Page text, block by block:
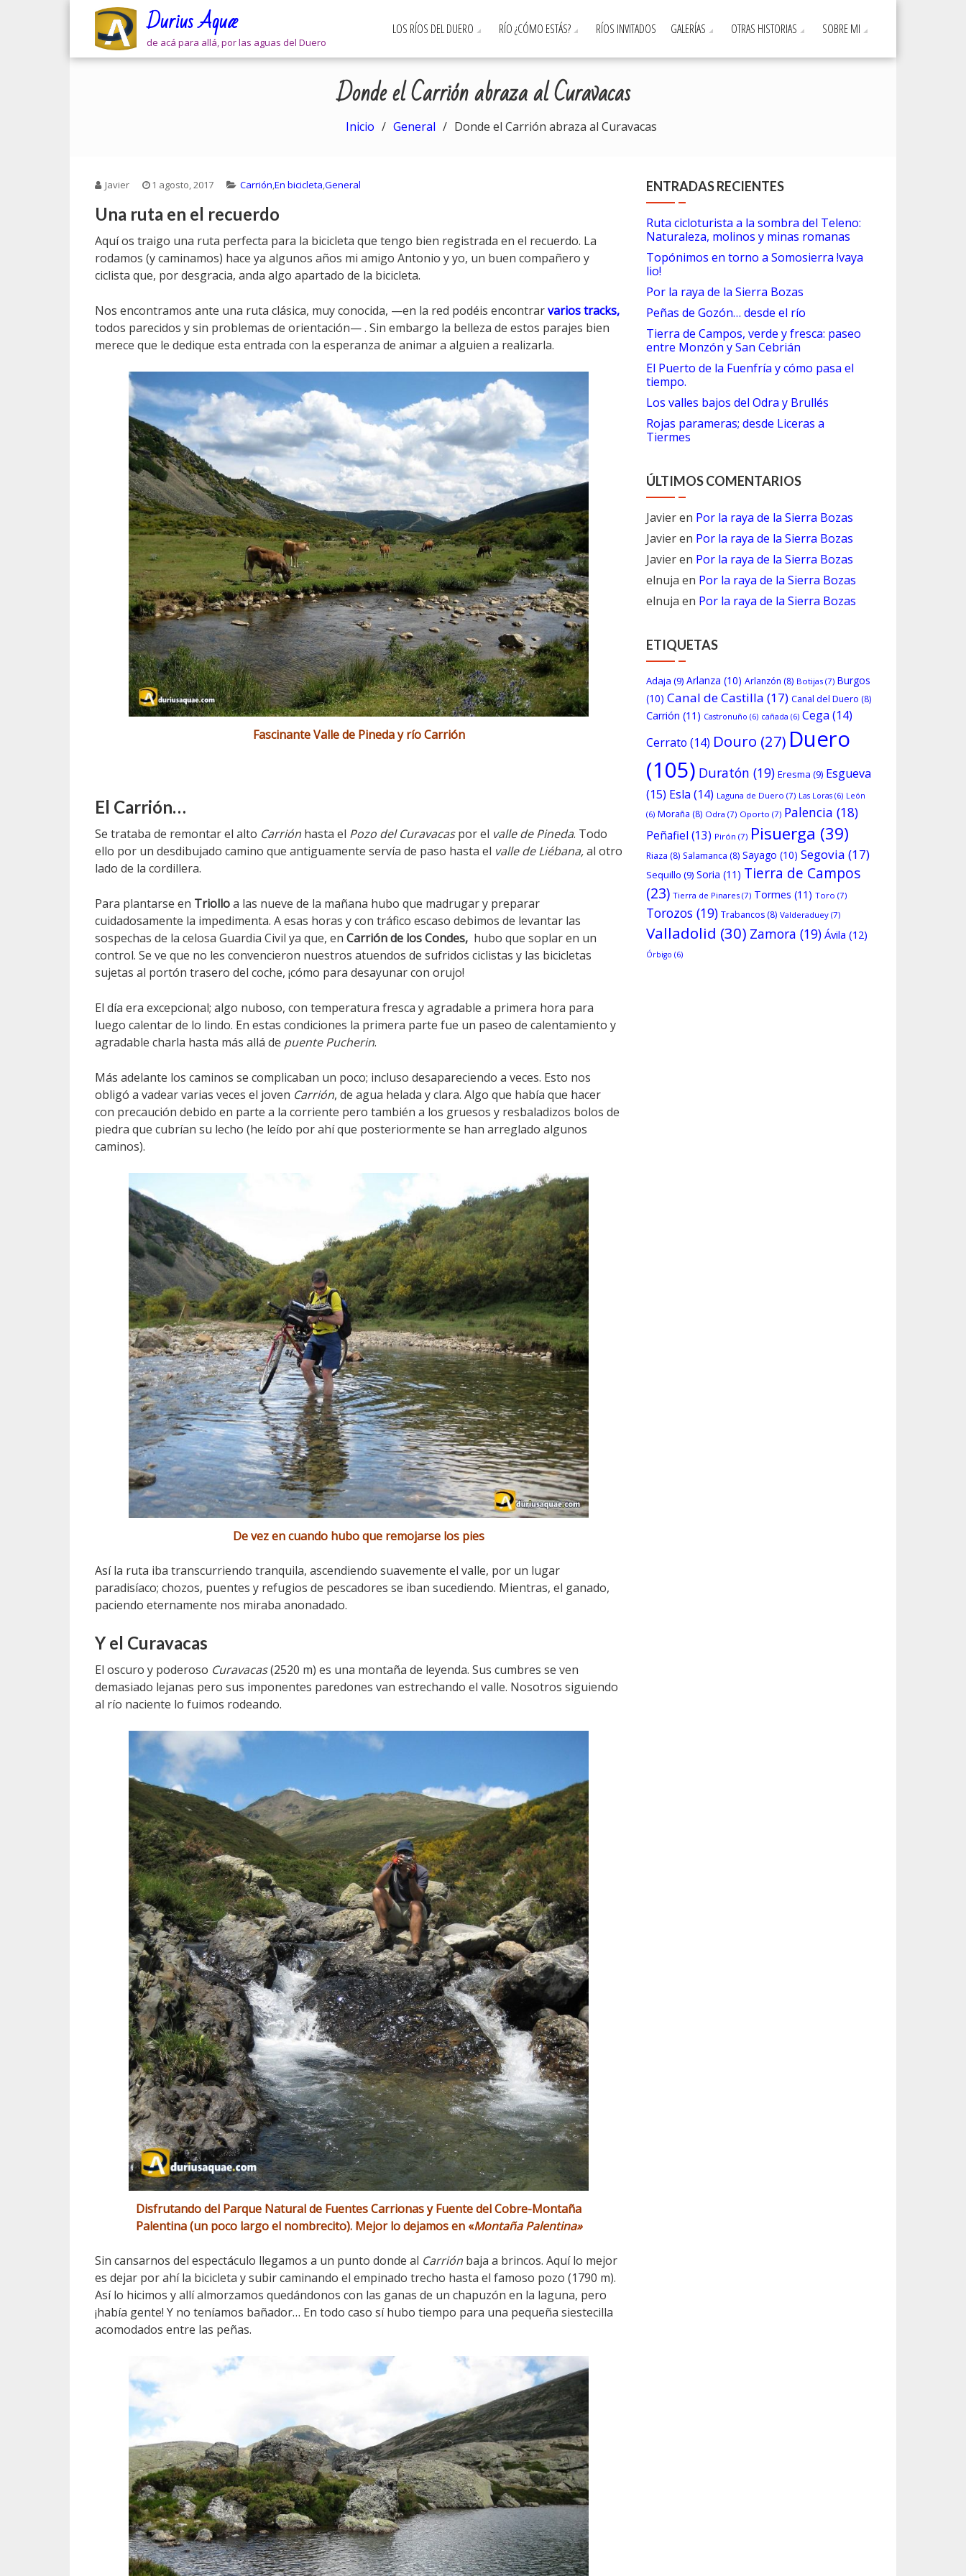
Durius Aquæ
de acá para allá, por las aguas del Duero
LOS RÍOS DEL DUERO RÍO ¿CÓMO ESTÁS? RÍOS INVITADOS GALERÍAS OTRAS HISTORIAS SOBRE MI
Donde el Carrión abraza al Curavacas
Inicio General Donde el Carrión abraza al Curavacas
Javier 1 agosto, 2017 Carrión,En bicicleta,General
Una ruta en el recuerdo
Aquí os traigo una ruta perfecta para la bicicleta que tengo bien registrada en el recuerdo. La
rodamos (y caminamos) hace ya algunos años mi amigo Antonio y yo, un buen compañero y
ciclista que, por desgracia, anda algo apartado de la bicicleta.
Nos encontramos ante una ruta clásica, muy conocida, —en la red podéis encontrarvarios tracks,
todos parecidos y sin problemas de orientación— . Sin embargo la belleza de estos parajes bien
merece que le dedique esta entrada con la esperanza de animar a alguien a realizarla.
Fascinante Valle de Pineda y río Carrión
El Carrión…
Se trataba de remontar el alto Carrión hasta el Pozo del Curavacaspor el valle de Pineda. Todo
ello por un desdibujado camino que antiguamente servía de paso hasta el valle de Liébana,al otro
lado de la cordillera.
Para plantarse en Triolloa las nueve de la mañana hubo que madrugar y preparar
cuidadosamente la impedimenta. A esas horas y con tráfico escaso debimos de levantar las
sospechas de la celosa Guardia Civil ya que, en Carrión de los Condes, hubo que soplar en un
control. Se ve que no les convencieron nuestros atuendos de sufridos ciclistas y las bicicletas
sujetas al portón trasero del coche, ¡cómo para desayunar con orujo!
El día era excepcional; algo nuboso, con temperatura fresca y agradable a primera hora para
luego calentar de lo lindo. En estas condiciones la primera parte fue un paseo de calentamiento y
agradable charla hasta más allá de puentePucherin.
Más adelante los caminos se complicaban un poco; incluso desapareciendo a veces. Esto nos
obligó a vadear varias veces el joven Carrión, de agua helada y clara. Algo que había que hacer
con precaución debido en parte a la corriente pero también a los gruesos y resbaladizos bolos de
piedra que cubrían su lecho (he leído por ahí que posteriormente se han arreglado algunos
caminos).
De vez en cuando hubo que remojarse los pies
Así la ruta iba transcurriendo tranquila, ascendiendo suavemente el valle, por un lugar
paradisíaco; chozos, puentes y refugios de pescadores se iban sucediendo. Mientras, el ganado,
paciendo eternamente nos miraba anonadado.
Y el Curavacas
El oscuro y poderoso Curavacas(2520 m) es una montaña de leyenda. Sus cumbres se ven
demasiado lejanas pero sus imponentes paredones van estrechando el valle. Nosotros siguiendo
al río naciente lo fuimos rodeando.
Disfrutando del Parque Natural de Fuentes Carrionas y Fuente del Cobre-Montaña
Palentina (un poco largo el nombrecito). Mejor lo dejamos en «Montaña Palentina»
Sin cansarnos del espectáculo llegamos a un punto donde al Carrión baja a brincos. Aquí lo mejor
es dejar por ahí la bicicleta y subir caminando el empinado trecho hasta el famoso pozo (1790 m).
Así lo hicimos y allí almorzamos quedándonos con las ganas de un chapuzón en la laguna, pero
¡había gente! Y no teníamos bañador… En todo caso sí hubo tiempo para una pequeña siestecilla
acomodados entre las peñas.
ENTRADAS RECIENTES
Ruta cicloturista a la sombra del Teleno:
Naturaleza, molinos y minas romanas
Topónimos en torno a Somosierra !vaya
lio!
Por la raya de la Sierra Bozas
Peñas de Gozón… desde el río
Tierra de Campos, verde y fresca: paseo
entre Monzón y San Cebrián
El Puerto de la Fuenfría y cómo pasa el
tiempo.
Los valles bajos del Odra y Brullés
Rojas parameras; desde Liceras a
Tiermes
ÚLTIMOS COMENTARIOS
Javieren Por la raya de la Sierra Bozas
Javieren Por la raya de la Sierra Bozas
Javieren Por la raya de la Sierra Bozas
elnuja en Por la raya de la Sierra Bozas
elnuja en Por la raya de la Sierra Bozas
ETIQUETAS
Adaja (9) Arlanza (10) Arlanzón (8) Botijas(7) Burgos
(10) Canal de Castilla (17) Canal del Duero (8)
Carrión (11) Castronuño (6) cañada (6) Cega (14)
Cerrato (14) Douro (27) Duero
(105) Duratón (19) Eresma (9) Esgueva
(15) Esla (14) Laguna de Duero (7) Las Loras(6) León
(6) Moraña (8) Odra (7) Oporto (7) Palencia (18)
Peñafiel (13) Pirón (7) Pisuerga (39)
Riaza (8) Salamanca (8) Sayago (10) Segovia (17)
Sequillo (9) Soria (11) Tierra de Campos
(23) Tierra de Pinares(7) Tormes (11) Toro (7)
Torozos(19) Trabancos(8) Valderaduey(7)
Valladolid (30) Zamora (19) Ávila (12)
Órbigo (6)